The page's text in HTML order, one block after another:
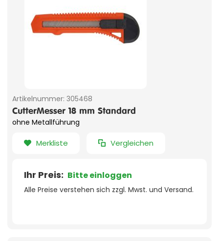
Artikelnummer: 305468
CutterMesser 18 mm Standard
ohne Metallführung
Merkliste Vergleichen
Ihr Preis: Bitte einloggen
Alle Preise verstehen sich zzgl. Mwst. und Versand.